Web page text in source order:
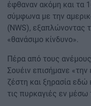
έφθαναν ακόμη και τα
σύμφωνα με την
(NWS), εξαπλώνοντας
«θανάσιμο κίνδυνο».
Πέρα από τους
Σουέιν επισήμανε
ζέστη και ξηρασία εδώ
τις πυρκαγιές εν μέσω